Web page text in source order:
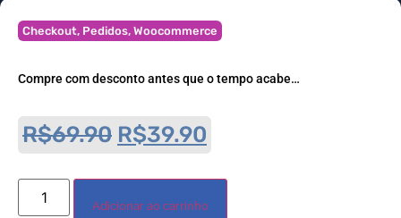
Checkout, Pedidos, Woocommerce
Compre com desconto antes que o tempo acabe…
R$69.90 R$39.90
Adicionar ao carrinho